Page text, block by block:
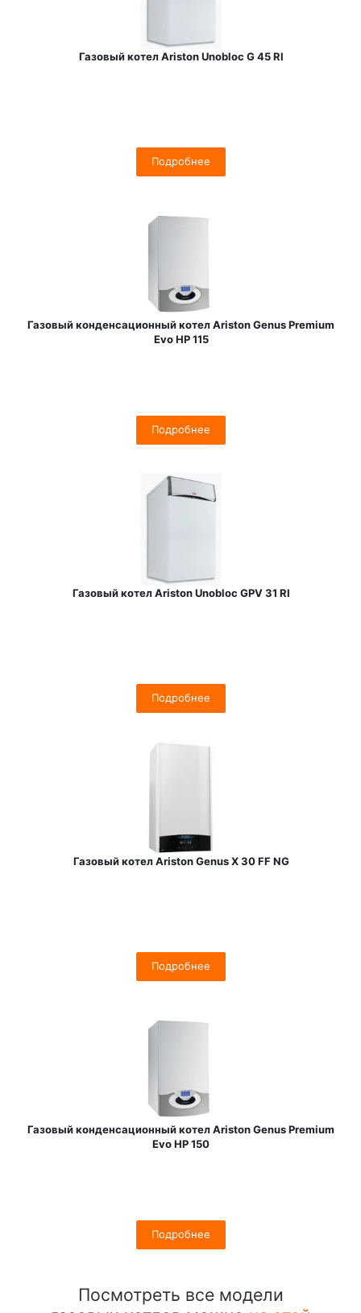
Газовый котел Ariston Unobloc G 45 RI
Подробнее
Газовый конденсационный котел Ariston Genus Premium
Evo HP 115
Подробнее
Газовый котел Ariston Unobloc GPV 31 RI
Подробнее
Газовый котел Ariston Genus X 30 FF NG
Подробнее
Газовый конденсационный котел Ariston Genus Premium
Evo HP 150
Подробнее
Посмотреть все модели